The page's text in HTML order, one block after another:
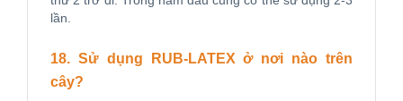
lần.
18. Sử dụng RUB-LATEX ở nơi nào trên
cây?